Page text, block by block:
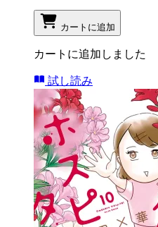
カートに追加
カートに追加しました
試し読み